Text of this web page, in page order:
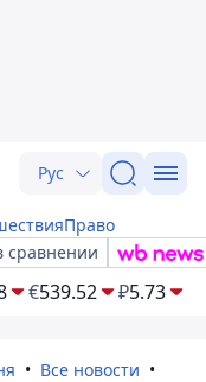
Рус
Право
сравнении
€539.52 ₽5.73
Все новости